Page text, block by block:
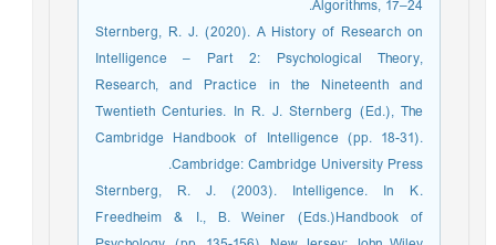
Algorithms, 17–24.
Sternberg, R. J. (2020). A History of Research on
Intelligence – Part 2: Psychological Theory,
Research, and Practice in the Nineteenth and
Twentieth Centuries. In R. J. Sternberg (Ed.), The
Cambridge Handbook of Intelligence (pp. 18-31).
Cambridge: Cambridge University Press.
Sternberg, R. J. (2003). Intelligence. In K.
Freedheim & I., B. Weiner (Eds.)Handbook of